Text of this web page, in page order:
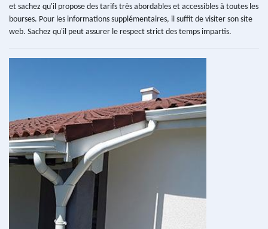
et sachez qu'il propose des tarifs très abordables et accessibles à toutes les
bourses. Pour les informations supplémentaires, il suffit de visiter son site
web. Sachez qu'il peut assurer le respect strict des temps impartis.